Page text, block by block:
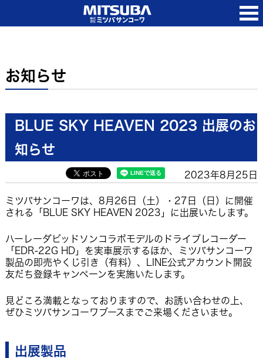
お知らせ
BLUE SKY HEAVEN 2023 出展のお
知らせ
2023年8月25日
ミツバサンコーワは、8月26日（土）・27日（日）に開催
される「BLUE SKY HEAVEN 2023」に出展いたします。
ハーレーダビッドソンコラボモデルのドライブレコーダー
「EDR-22G HD」を実車展示するほか、ミツバサンコーワ
製品の即売やくじ引き（有料）、LINE公式アカウント開設
友だち登録キャンペーンを実施いたします。
見どころ満載となっておりますので、お誘い合わせの上、
ぜひミツバサンコーワブースまでご来場くださいませ。
出展製品